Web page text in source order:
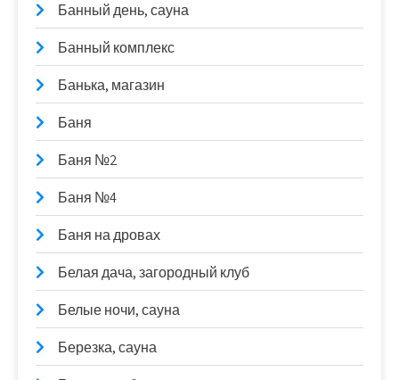
Банный день, сауна
Банный комплекс
Банька, магазин
Баня
Баня №2
Баня №4
Баня на дровах
Белая дача, загородный клуб
Белые ночи, сауна
Березка, сауна